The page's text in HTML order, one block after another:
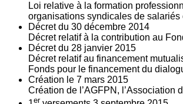
Loi relative à la formation
organisations syndicales de
Décret du 30 décembre 2014
Décret relatif à la contribution au
Décret du 28 janvier 2015
Décret relatif au financement
Fonds pour le financement du
Création le 7 mars 2015
Création de l’AGFPN, l’Association
er